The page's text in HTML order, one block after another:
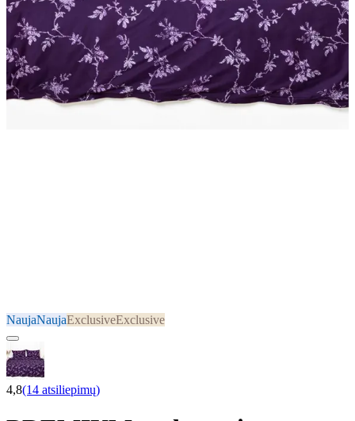
NaujaNaujaExclusiveExclusive
4,8(14 atsiliepimų)